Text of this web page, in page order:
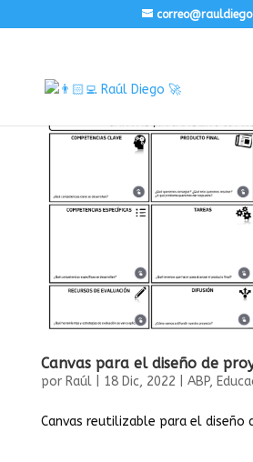
Canvas para el diseño de
por Raúl| 18 Dic, 2022 ABP,
Canvas reutilizable para el diseño